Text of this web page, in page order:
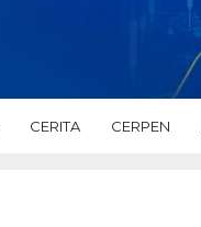
CERITA CERPEN